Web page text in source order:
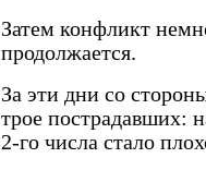
Затем конфликт
продолжается.
За эти дни со
трое пострадавших:
2-го числа стало